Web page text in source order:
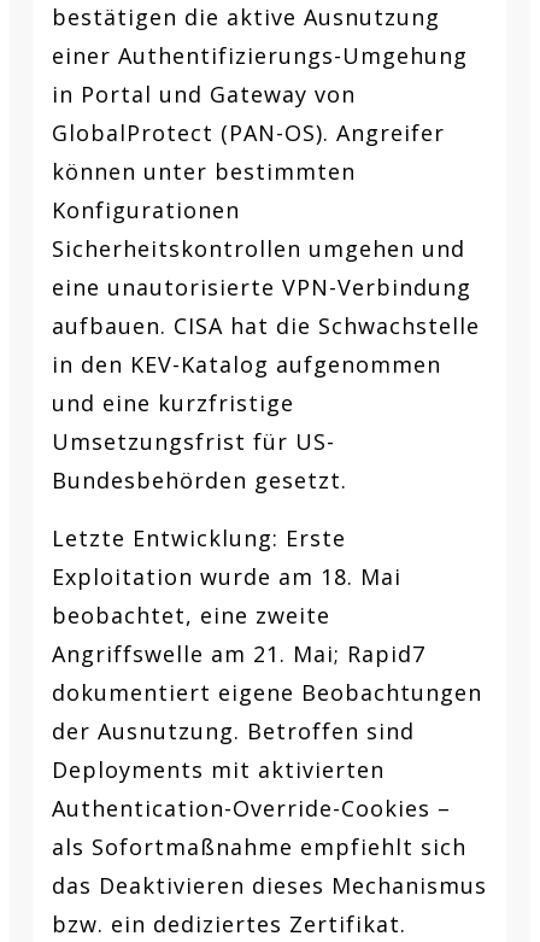
bestätigen die aktive Ausnutzung
einer Authentifizierungs-Umgehung
in Portal und Gateway von
GlobalProtect (PAN-OS). Angreifer
können unter bestimmten
Konfigurationen
Sicherheitskontrollen umgehen und
eine unautorisierte VPN-Verbindung
aufbauen. CISA hat die Schwachstelle
in den KEV-Katalog aufgenommen
und eine kurzfristige
Umsetzungsfrist für US-
Bundesbehörden gesetzt.
Letzte Entwicklung: Erste
Exploitation wurde am 18. Mai
beobachtet, eine zweite
Angriffswelle am 21. Mai; Rapid7
dokumentiert eigene Beobachtungen
der Ausnutzung. Betroffen sind
Deployments mit aktivierten
Authentication-Override-Cookies –
als Sofortmaßnahme empfiehlt sich
das Deaktivieren dieses Mechanismus
bzw. ein dediziertes Zertifikat.